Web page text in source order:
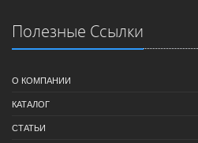
Полезные Ссылки
О КОМПАНИИ
КАТАЛОГ
СТАТЬИ